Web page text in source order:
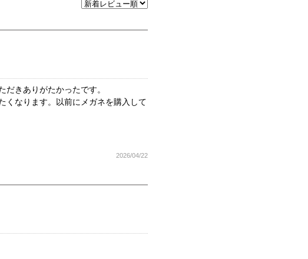
きありがたかったです。
くなります。以前にメガネを購入して
2026/04/22